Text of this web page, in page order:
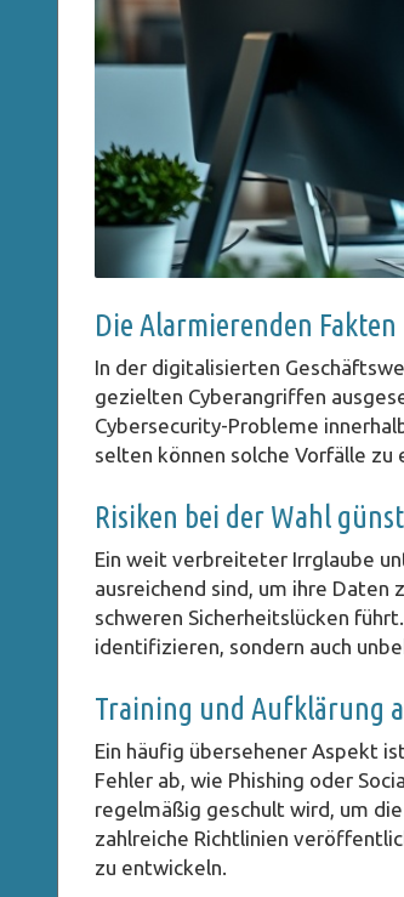
Die Alarmierenden
In der digitalisierten
gezielten Cyberangriffen
Cybersecurity-Probleme
selten können solche Vorfälle
Risiken bei der Wahl
Ein weit verbreiteter Irrglaube
ausreichend sind, um ihre Daten
schweren Sicherheitslücken
identifizieren, sondern auch
Training und Aufklärung
Ein häufig übersehener Aspekt
Fehler ab, wie Phishing oder
regelmäßig geschult wird, um
zahlreiche Richtlinien
zu entwickeln.